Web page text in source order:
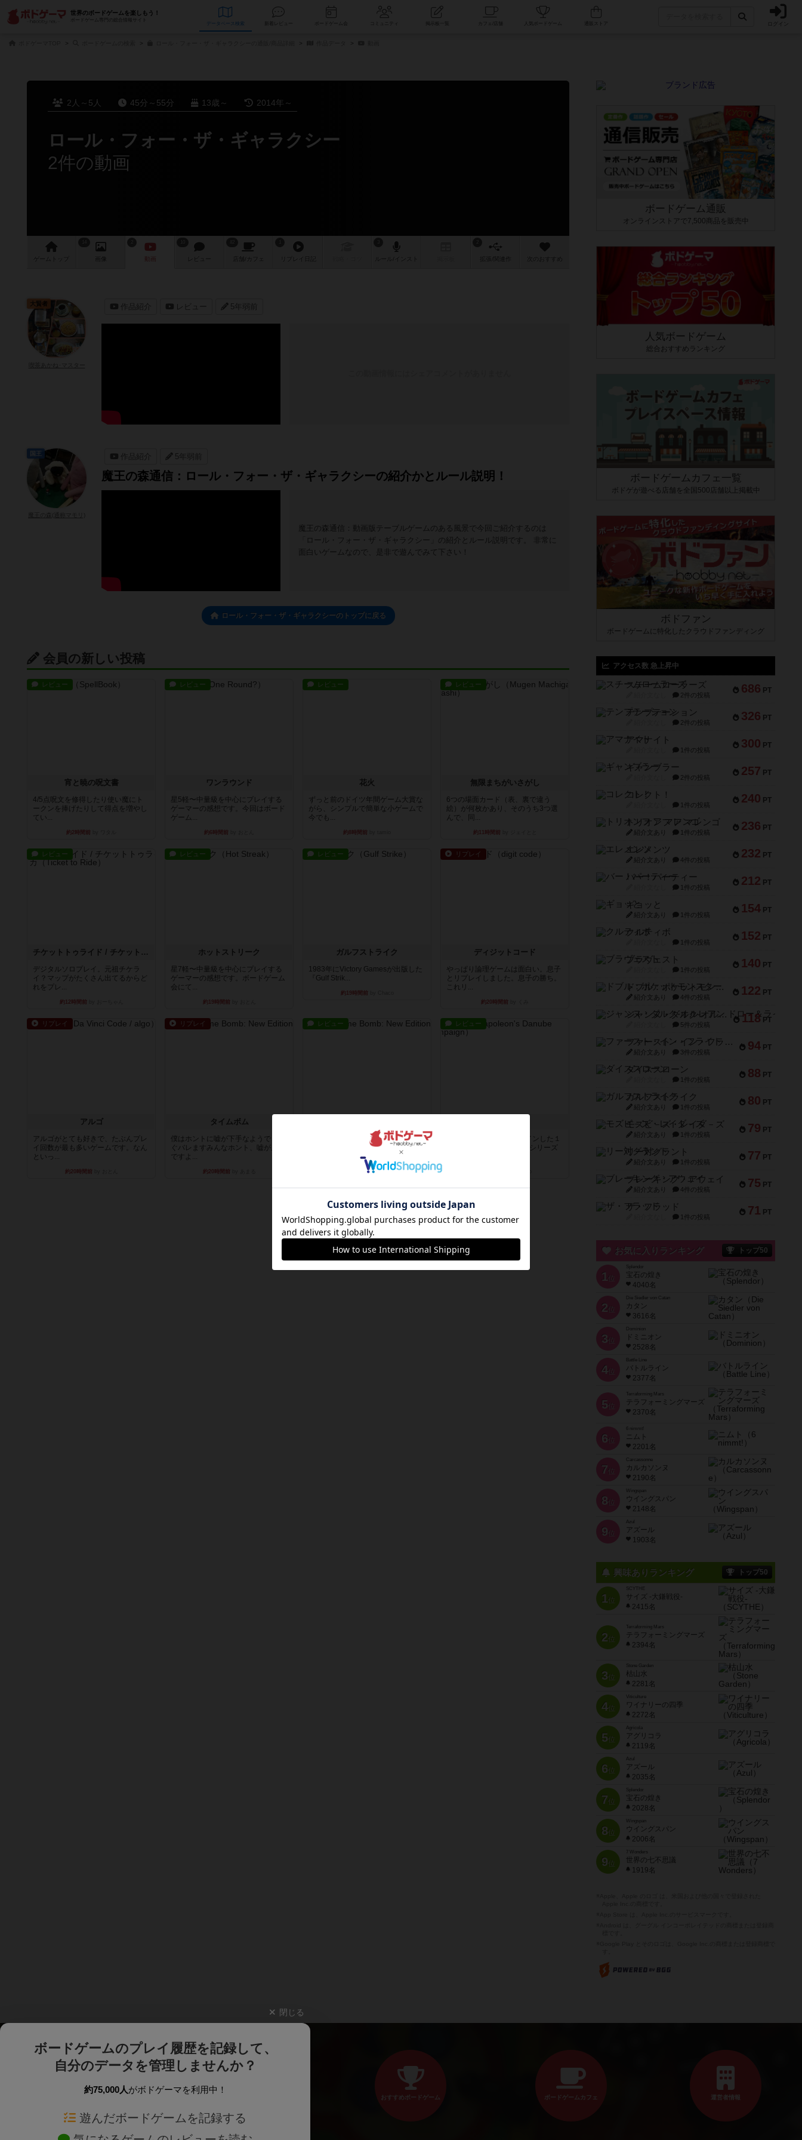
世界のボードゲームを楽しもう！
ボードゲーム専門の総合情報サイト
データベース コミュニティ 人気ボードゲーム ログイン
2人～5人 45分～55分 13歳～ 2014年～
ロール・フォー・ザ・ギャラクシー
2件の動画
ゲーム 画像 レビュー 店舗/ カフェ 作 次のおすすめ
作品紹介 レビュー 5年弱前
大賢者
作品紹介 5年弱前
魔王の森通信：ロール・フォー・ザ・ギャラクシーの紹介かとルール説明！
魔王の森通信：動画版テーブルゲームのある風景で今回ご紹介するのは
「ロール・フォー・ザ・ギャラクシー」の紹介とルール説明です。 非常に
面白いゲームなので、是非で遊んでみて下さい！
国王
ロール・フォー・ザ・ギャラクシーのトップに戻る
会員の新しい投稿
レビュー
宵と暁の呪文書
4/5点呪文を修得したり使い魔にト
ークンを捧げたりして得点を増やし
てい...
約2時間前
レビュー
ワンラウンド
星5軽〜中量級を中心にプレイする
ゲーマーの感想です。今回はボード
ゲーム...
約6時間前
レビュー
花火
ずっと前のドイツ年間ゲーム大賞な
がら、シンプルで簡単な小ゲームで
今でも...
約8時間前
レビュー
無限まちがいさがし
6つの場面カード（表、裏で違う
絵）が何枚かあり、そのうち3つ選
んで、同...
約11時間前
レビュー
チケットトゥライド / チケットトゥライドアメリカ
デジタルソロプレイ。元祖チケラ
イ？マップがたくさん出てるからど
れをプレ...
約12時間前
レビュー
ホットストリーク
星7軽〜中量級を中心にプレイする
ゲーマーの感想です。ボードゲーム
会にて...
約19時間前
レビュー
ガルフストライク
1983年にVictory Gamesが出版した
『Gulf Strik...
約19時間前
リプレイ
ディジットコード
やっぱり論理ゲームは面白い。息子
とリプレイしました。息子の勝ち。
これリ...
約20時間前
リプレイ
アルゴ
アルゴがとても好きで、たぶんプレ
イ回数が最も多いゲームです。なん
といっ...
約20時間前
リプレイ
タイムボム
僕はホントに嘘が下手なようで、す
ぐバレますみんなホント、嘘が上手
ですよ...
約20時間前
レビュー
まず簡単で軽い！大人数で遊べる！
それなのに小箱！何より楽しい！！
約20時間前by あまる
レビュー
ケビン・ザッカーがデザインした１
ヘクス=２マイルの戦役級シリーズ
ボードゲーム通販
オンラインストアで7,500商品を販売中
人気ボードゲーム
総合おすすめランキング
ボードゲームカフェ一覧
ボドゲが遊べる店舗を全国500店舗以上掲載中
ボドファン
ボードゲームに特化したクラウドファンディング
アクセス数 急上昇中
686 PT
スチームローラーズ
2件の投稿
326 PT
テンプテーション
2件の投稿
300 PT
アマナイト
1件の投稿
257 PT
ギャンブラー
2件の投稿
240 PT
コレクト！
1件の投稿
236 PT
トリオンフ ア マレンゴ
紹介文あり 1件の投稿
232 PT
エレメンツ
紹介文あり 4件の投稿
212 PT
バー！パーティー
1件の投稿
154 PT
ギョッと
紹介文あり 1件の投稿
152 PT
クルティボ
1件の投稿
140 PT
ブラヴェスト
1件の投稿
122 PT
ドブル：ポケットモンスター
紹介文あり 4件の投稿
118 PT
ジャンヌ・ダルク-オルレアン ドロー＆ライト
5件の投稿
94 PT
ファースト・イン・フライト
紹介文あり 3件の投稿
88 PT
ダイススローン
1件の投稿
80 PT
ガルフストライク
紹介文あり 1件の投稿
79 PT
モズビ－ズ・レイダ－ズ
紹介文あり 1件の投稿
77 PT
リー対グラント
紹介文あり 1件の投稿
75 PT
ブレーキング・アウェイ
紹介文あり 4件の投稿
71 PT
ザ・フラッド
1件の投稿
お気に入りランキング トップ50
1 位
宝石の煌き
4040名
2 位
Die Siedler von Catan
カタン
3616名
3 位
ドミニオン
2528名
4位
Battle Line
バトルライン
2377名
5 位
Terraforming Mars
テラフォーミングマーズ
2370名
6 位
ニムト
2201名
7 位
Carcassonne
カルカソンヌ
2190名
8 位
Wingspan
ウイングスパン
2148名
9 位
Azul
アズール
1903名
興味ありランキング トップ50
1位
SCYTHE
サイズ -大鎌戦役-
2415名
2位
Terraforming Mars
テラフォーミングマーズ
2394名
3位
Stone Garden
枯山水
2281名
4位
Viticulture
ワイナリーの四季
2272名
5位
Agricola
アグリコラ
2119名
6位
Azul
アズール
2035名
7位
宝石の煌き
2028名
8位
Wingspan
ウイングスパン
2006名
9位
7 Wonders
世界の七不思議
1919名
閉じる
ボードゲームのプレイ履歴を記録して、
自分のデータを管理しませんか？
約75,000人がボドゲーマを利用中！
遊んだボードゲームを記録する
おすすめボードゲーム ボードゲームカフェ 運営者情報